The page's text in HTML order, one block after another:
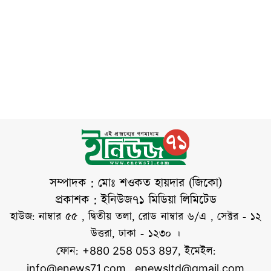
সকালে তাদের কাফরুল
থানায় হস্তান্তরের
প্রক্রিয়া চলছে বলে
জানিয়েছে সংশ্লিষ্ট সূত্র।
ঘটনাটি ঘটে শুক্রবার
সকাল ৭টার দিকে,
সম্পাদক : মোঃ শওকত হায়দার (জিকো)
প্রকাশক : ইনিউজ৭১ মিডিয়া লিমিটেড
হাউজ: নাম্বার ৫৫ , দ্বিতীয় তলা, রোড নাম্বার ৬/এ , সেক্টর - ১২
উত্তরা, ঢাকা - ১২৩০ ।
ফোন: +880 258 053 897, ইমেইল:
info@enews71.com enewsltd@gmail.com